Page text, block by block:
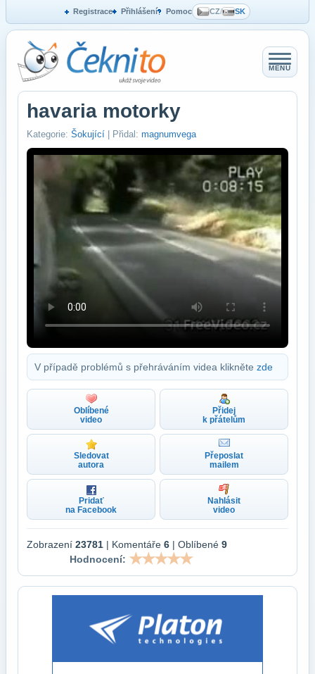
Registrace Přihlášení Pomoc CZ/ SK
MENU
havaria motorky
Kategorie: Šokující | Přidal: magnumvega
V případě problémů s přehráváním videa klikněte zde
Oblíbené
video
Přidej
k přátelům
Sledovat
autora
Přeposlat
mailem
Pridať
na Facebook
Nahlásit
video
Zobrazení 23781 | Komentáře 6 | Oblíbené 9
Hodnocení: